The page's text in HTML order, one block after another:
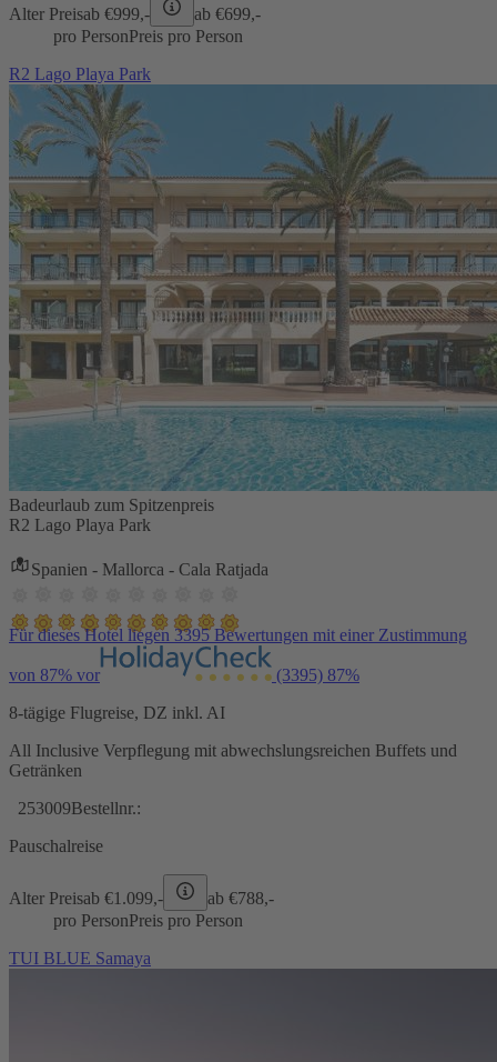
Alter Preisab €999,- ab €699,-
pro PersonPreis pro Person
R2 Lago Playa Park
Badeurlaub zum Spitzenpreis
R2 Lago Playa Park
Spanien - Mallorca - Cala Ratjada
Für dieses Hotel liegen 3395 Bewertungen mit einer Zustimmung
von 87% vor (3395) 87%
8-tägige Flugreise, DZ inkl. AI
All Inclusive Verpflegung mit abwechslungsreichen Buffets und
Getränken
253009Bestellnr.:
Pauschalreise
Alter Preisab €1.099,- ab €788,-
pro PersonPreis pro Person
TUI BLUE Samaya